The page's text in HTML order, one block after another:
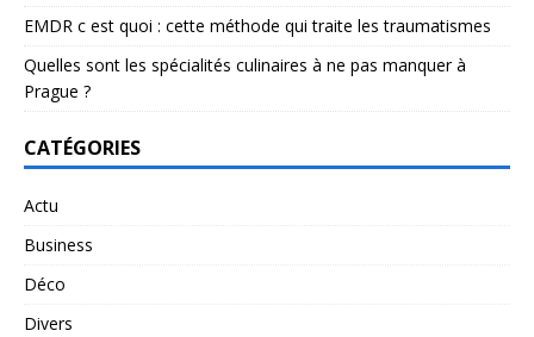
EMDR c est quoi : cette méthode qui traite les traumatismes
Quelles sont les spécialités culinaires à ne pas manquer à
Prague ?
CATÉGORIES
Actu
Business
Déco
Divers